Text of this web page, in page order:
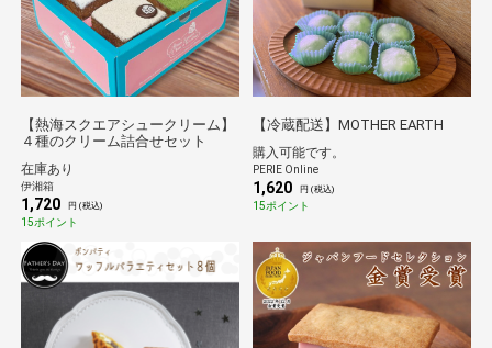
【熱海スクエアシュークリーム】
４種のクリーム詰合せセット
在庫あり
伊湘箱
1,720 円 (税込)
15ポイント
【冷蔵配送】MOTHER EARTH
購入可能です。
PERIE Online
1,620 円 (税込)
15ポイント